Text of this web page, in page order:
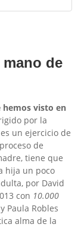
de
visto en
por la
un ejercicio de
de
tiene que
hija un poco
por David
con 10.000
Paula Robles
alma de la